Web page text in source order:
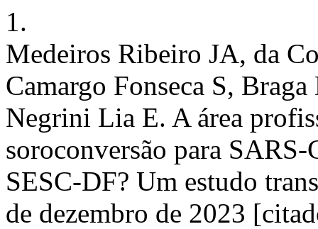
1.
Medeiros Ribeiro JA, da
Camargo Fonseca S,
Negrini Lia E. A área
soroconversão para
SESC-DF? Um estudo
de dezembro de 2023